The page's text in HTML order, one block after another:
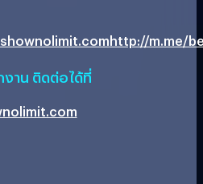
http://m.me/
าน ติดต่อได้ที่